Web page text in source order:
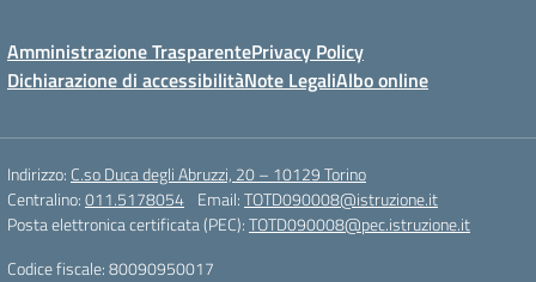
Amministrazione TrasparentePrivacy Policy
Dichiarazione di accessibilitàNote LegaliAlbo online
Indirizzo: C.so Duca degli Abruzzi, 20 – 10129 Torino
Centralino:011.5178054 Email:TOTD090008@istruzione.it
Posta elettronica certificata (PEC):TOTD090008@pec.istruzione.it
Codice fiscale: 80090950017